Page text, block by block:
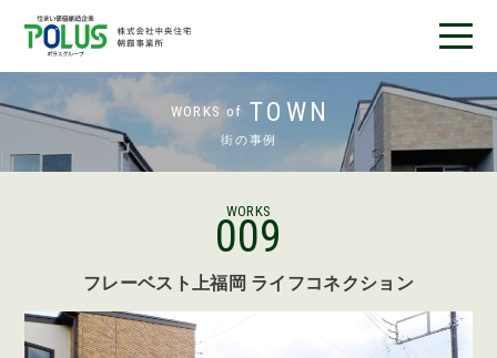
フレーベストとは
完成済み物件
分譲地情報
WORKS of TOWN
街の事例
WORKS
009
フレーベスト上福岡 ライフコネクション